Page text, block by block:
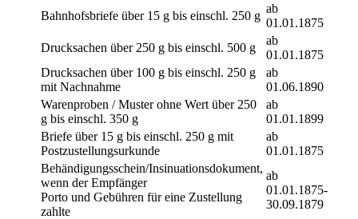
Bahnhofsbriefe über 15 g bis einschl. 250 g
ab
01.01.1875
Drucksachen über 250 g bis einschl. 500 g
ab
01.01.1875
Drucksachen über 100 g bis einschl. 250 g
mit Nachnahme
ab
01.06.1890
Warenproben / Muster ohne Wert über 250
g bis einschl. 350 g
ab
01.01.1899
Briefe über 15 g bis einschl. 250 g mit
Postzustellungsurkunde
ab
01.01.1875
Behändigungsschein/Insinuationsdokument,
wenn der Empfänger
Porto und Gebühren für eine Zustellung
zahlte
ab
01.01.1875-
30.09.1879